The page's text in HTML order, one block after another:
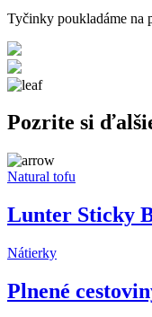
Tyčinky poukladáme na
Pozrite si
Natural tofu
Lunter Sticky
Nátierky
Plnené